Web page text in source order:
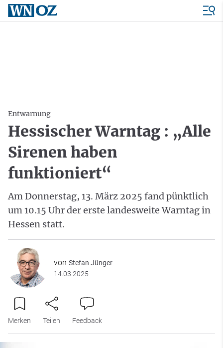
Entwarnung
Hessischer Warntag : „Alle
Sirenen haben
funktioniert“
Am Donnerstag, 13. März 2025 fand pünktlich
um 10.15 Uhr der erste landesweite Warntag in
Hessen statt.
von Stefan Jünger
14.03.2025
Merken Teilen Feedback